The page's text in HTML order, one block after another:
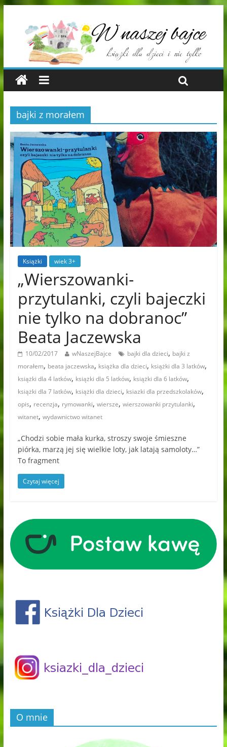
bajki z morałem
Książki wiek 3+
„Wierszowanki-
przytulanki, czyli bajeczki
nie tylko na dobranoc”
Beata Jaczewska
10/02/2017 wNaszejBajce bajki dla dzieci, bajki z
morałem, beata jaczewska, książka dla dzieci, książki dla 3 latków,
książki dla 4 latków, książki dla 5 latków, książki dla 6 latków,
książki dla 7 latków, książki dla dzieci, ksiazki dla przedszkolaków,
opis, recenzja, rymowanki, wiersze, wierszowanki przytulanki,
witanet, wydawnictwo witanet
„Chodzi sobie mała kurka, stroszy swoje śmieszne
piórka, marzą jej się wielkie loty, jak latają samoloty…”
To fragment
Czytaj więcej
O mnie